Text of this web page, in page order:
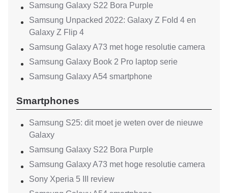
Samsung Galaxy S22 Bora Purple
Samsung Unpacked 2022: Galaxy Z Fold 4 en
Galaxy Z Flip 4
Samsung Galaxy A73 met hoge resolutie camera
Samsung Galaxy Book 2 Pro laptop serie
Samsung Galaxy A54 smartphone
Smartphones
Samsung S25: dit moet je weten over de nieuwe
Galaxy
Samsung Galaxy S22 Bora Purple
Samsung Galaxy A73 met hoge resolutie camera
Sony Xperia 5 III review